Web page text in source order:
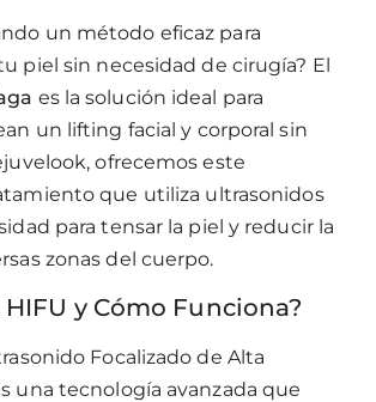
un método eficaz para
piel sin necesidad de cirugía? El
es la solución ideal para
un lifting facial y corporal sin
ofrecemos este
que utiliza ultrasonidos
para tensar la piel y reducir la
zonas del cuerpo.
HIFU y Cómo Funciona?
Focalizado de Alta
una tecnología avanzada que